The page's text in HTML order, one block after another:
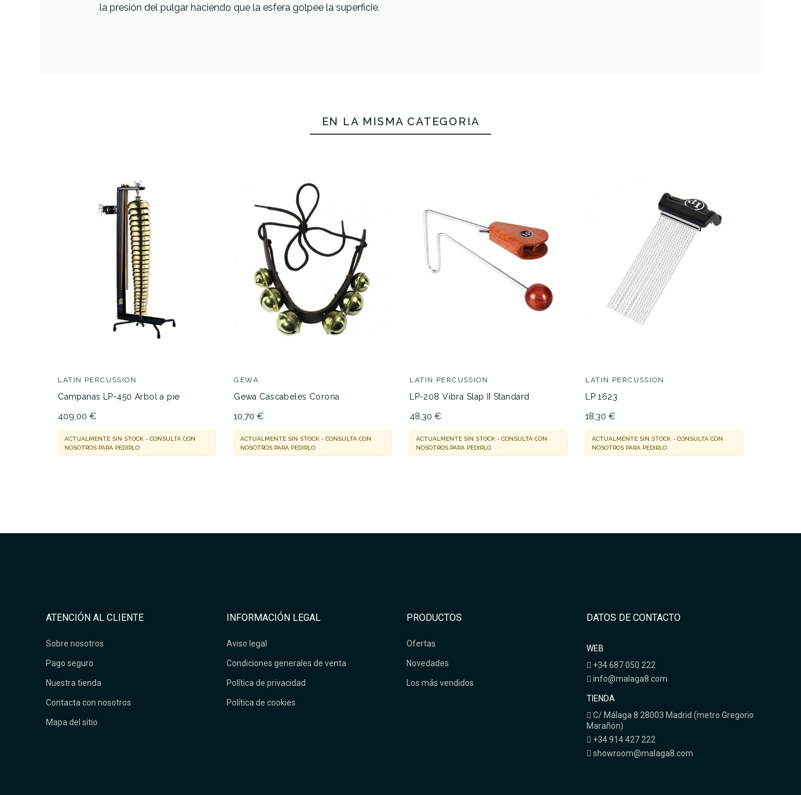
la presión del pulgar haciendo que la esfera golpee la superficie.
AVAILABILITY
PRECIO 53,00 € 48,30 € 44,00 €
DESCRIPCIÓN
EN LA MISMA CATEGORÍA
LATIN PERCUSSION
Campanas LP-450 Arbol a pie
409,00 €
ACTUALMENTE SIN STOCK - CONSULTA CON
NOSOTROS PARA PEDIRLO
GEWA
Gewa Cascabeles Corona
10,70 €
ACTUALMENTE SIN STOCK - CONSULTA CON
NOSOTROS PARA PEDIRLO
LATIN PERCUSSION
LP-208 Vibra Slap II Standard
48,30 €
ACTUALMENTE SIN STOCK - CONSULTA CON
NOSOTROS PARA PEDIRLO
LATIN PERCUSSION
LP 1623
18,30 €
ACTUALMENTE SIN STOCK - CONSULTA CON
NOSOTROS PARA PEDIRLO
ATENCIÓN AL CLIENTE
Sobre nosotros
Pago seguro
Nuestra tienda
Contacta con nosotros
Mapa del sitio
INFORMACIÓN LEGAL
Aviso legal
Condiciones generales de venta
Política de privacidad
Política de cookies
PRODUCTOS
Ofertas
Novedades
Los más vendidos
DATOS DE CONTACTO
WEB
+34 687 050 222
info@malaga8.com
TIENDA
C/ Málaga 8 28003 Madrid (metro Gregorio
Marañón)
+34 914 427 222
showroom@malaga8.com